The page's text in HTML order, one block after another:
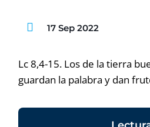
17 Sep 2022
Lc 8,4-15. Los de la tierra
guardan la palabra y dan